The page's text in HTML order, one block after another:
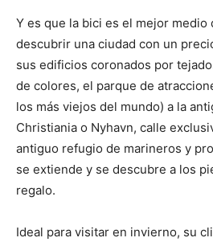
Y es que la bici es el mejor
descubrir una ciudad con un
sus edificios coronados por
de colores, el parque de
los más viejos del mundo) a la
Christiania o Nyhavn, calle
antiguo refugio de marineros y
se extiende y se descubre a los
regalo.
Ideal para visitar en invierno, su